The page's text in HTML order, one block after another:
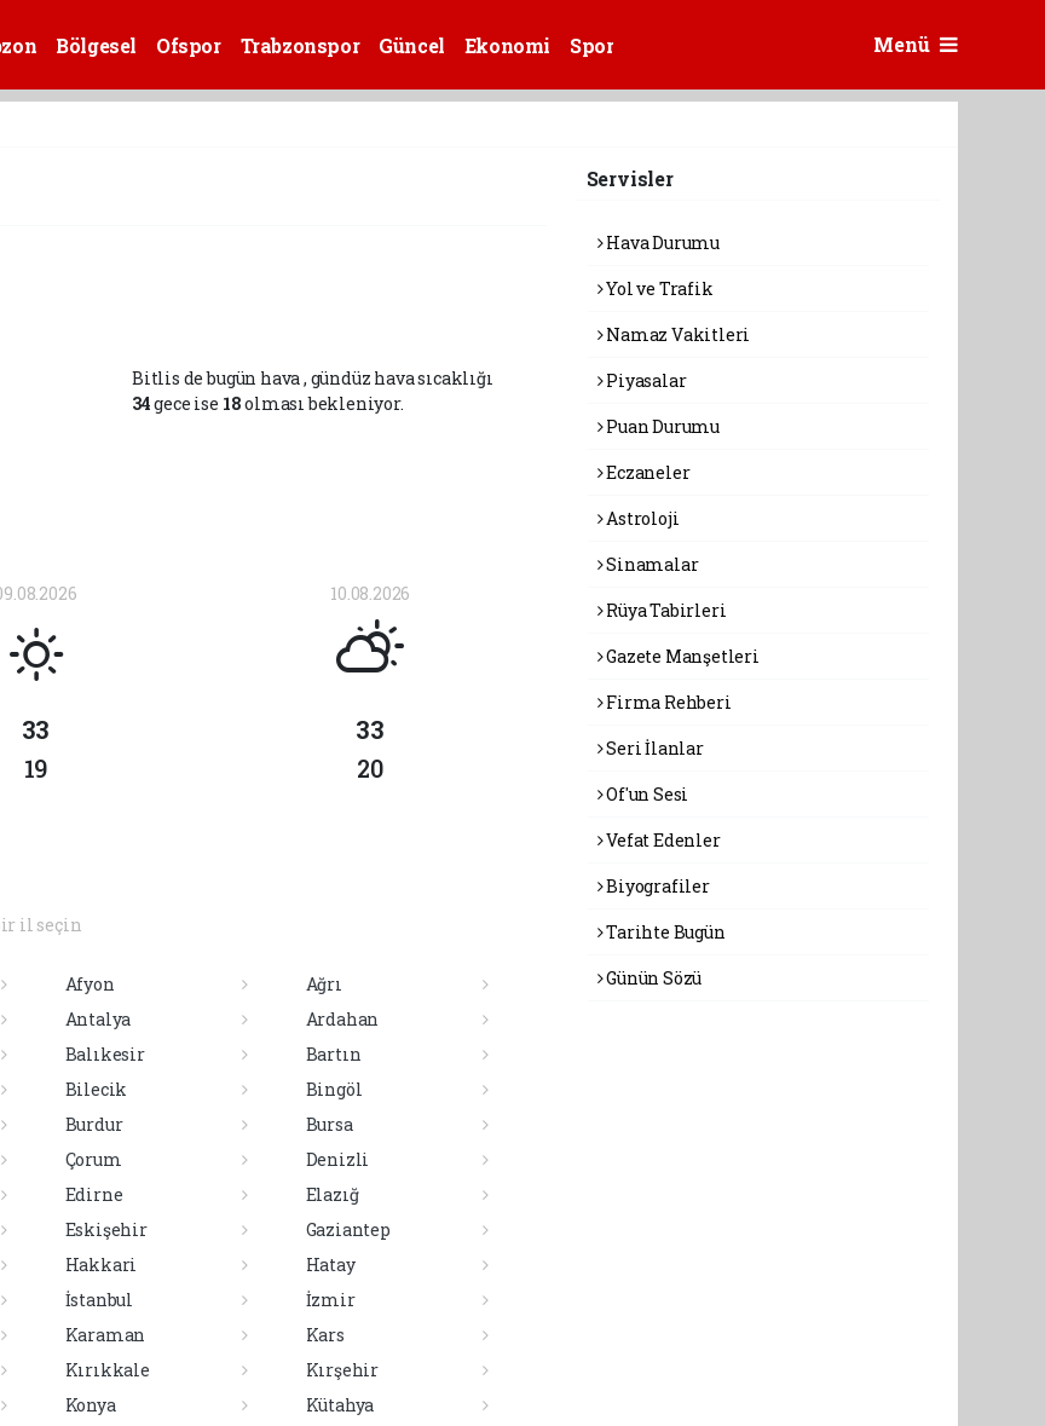
Bölgesel Ofspor Trabzonspor Güncel Ekonomi Spor Menü
Bitlis de bugün hava, gündüz hava sıcaklığı
34gece ise 18olması bekleniyor.
33
19
10.08.2026
33
20
il seçin
Afyon
Ağrı
Antalya
Ardahan
Balıkesir
Bartın
Bilecik
Bingöl
Burdur
Bursa
Çorum
Denizli
Edirne
Elazığ
Eskişehir
Gaziantep
Hakkari
Hatay
İstanbul
İzmir
Karaman
Kars
Kırıkkale
Kırşehir
Konya
Kütahya
Servisler
Hava Durumu
Yol ve Trafik
Namaz Vakitleri
Piyasalar
Puan Durumu
Eczaneler
Astroloji
Sinamalar
Rüya Tabirleri
Gazete Manşetleri
Firma Rehberi
Seri İlanlar
Of'un Sesi
Vefat Edenler
Biyografiler
Tarihte Bugün
Günün Sözü